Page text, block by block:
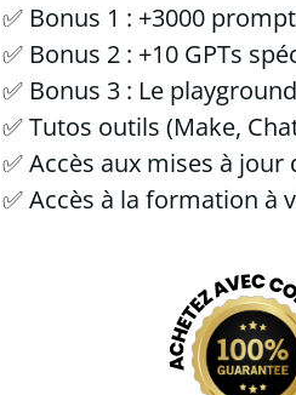
✅ Bonus 1 : +3000
✅ Bonus 2 : +10 GPTs
✅ Bonus 3 : Le playground
✅ Tutos outils (Make,
✅ Accès aux mises à jour
✅ Accès à la formation à